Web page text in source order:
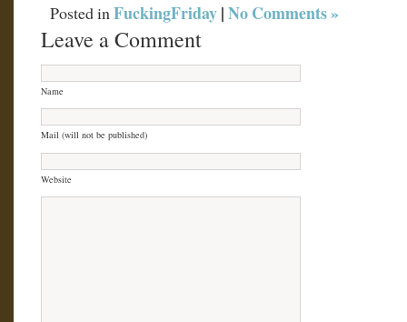
Posted inFuckingFriday|No Comments »
Leave a Comment
Name
Mail (will not be published)
Website